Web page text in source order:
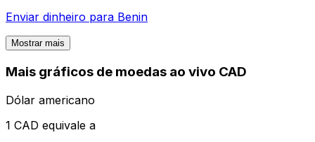
Enviar dinheiro para Benin
Mostrar mais
Mais gráficos de moedas ao vivo CAD
Dólar americano
1 CAD equivale a